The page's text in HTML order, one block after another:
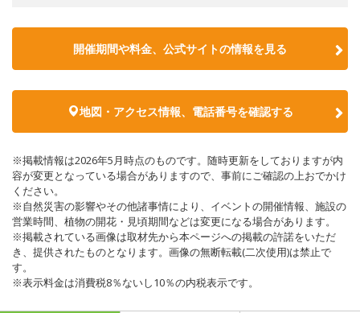
開催期間や料金、公式サイトの情報を見る
地図・アクセス情報、電話番号を確認する
※掲載情報は2026年5月時点のものです。随時更新をしておりますが内
容が変更となっている場合がありますので、事前にご確認の上おでかけ
ください。
※自然災害の影響やその他諸事情により、イベントの開催情報、施設の
営業時間、植物の開花・見頃期間などは変更になる場合があります。
※掲載されている画像は取材先から本ページへの掲載の許諾をいただ
き、提供されたものとなります。画像の無断転載(二次使用)は禁止で
す。
※表示料金は消費税8％ないし10％の内税表示です。